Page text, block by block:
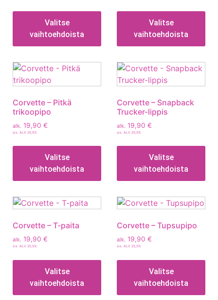
Valitse
vaihtoehdoista
Valitse
vaihtoehdoista
Corvette – Pitkä
trikoopipo
alk. 19,90 €
sis. ALV 25,5%
Valitse
vaihtoehdoista
Corvette – Snapback
Trucker-lippis
alk. 19,90 €
sis. ALV 25,5%
Valitse
vaihtoehdoista
Corvette – T-paita
alk. 19,90 €
sis. ALV 25,5%
Valitse
vaihtoehdoista
Corvette – Tupsupipo
alk. 19,90 €
sis. ALV 25,5%
Valitse
vaihtoehdoista